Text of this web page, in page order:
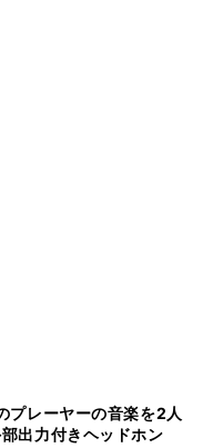
プレーヤーの音楽を2人
出力付きヘッドホン